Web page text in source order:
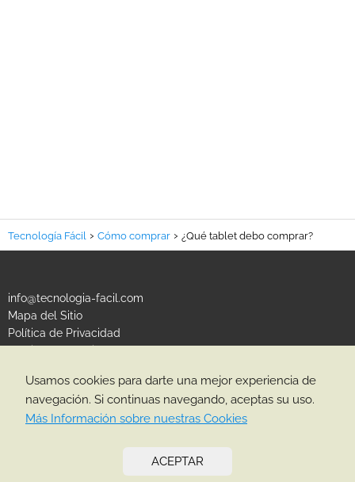
Tecnología Fácil Cómo comprar ¿Qué tablet debo comprar?
info@tecnologia-facil.com
Mapa del Sitio
Política de Privacidad
CATEGORÍAS
Usamos cookies para darte una mejor experiencia de
navegación. Si continuas navegando, aceptas su uso.
Más Información sobre nuestras Cookies
ACEPTAR